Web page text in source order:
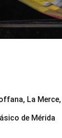
La
de Mérida